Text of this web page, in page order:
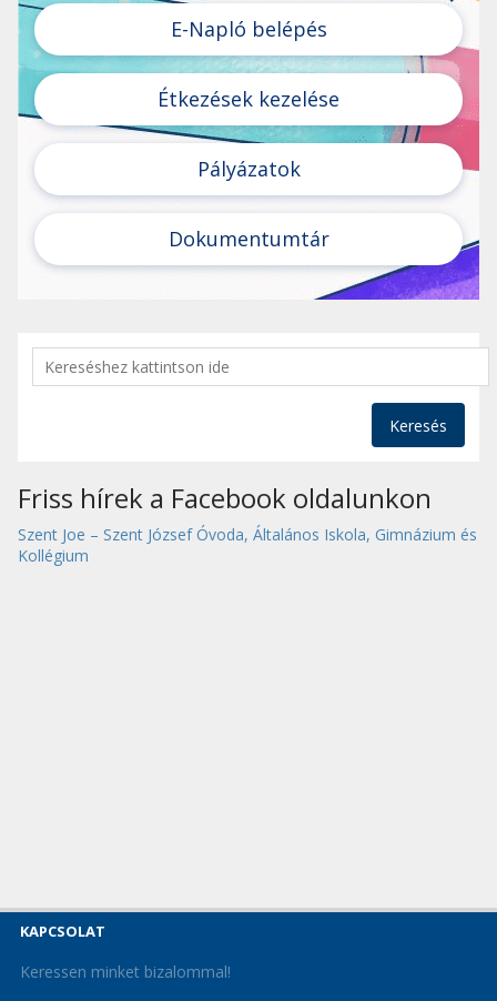
E-Napló belépés
Étkezések kezelése
Pályázatok
Dokumentumtár
Keresés
Friss hírek a Facebook oldalunkon
Szent Joe – Szent József Óvoda, Általános Iskola, Gimnázium és
Kollégium
KAPCSOLAT
Keressen minket bizalommal!